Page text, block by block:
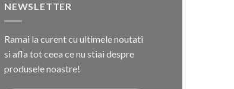
NEWSLETTER
Ramai la curent cu ultimele noutati
si afla tot ceea ce nu stiai despre
produsele noastre!